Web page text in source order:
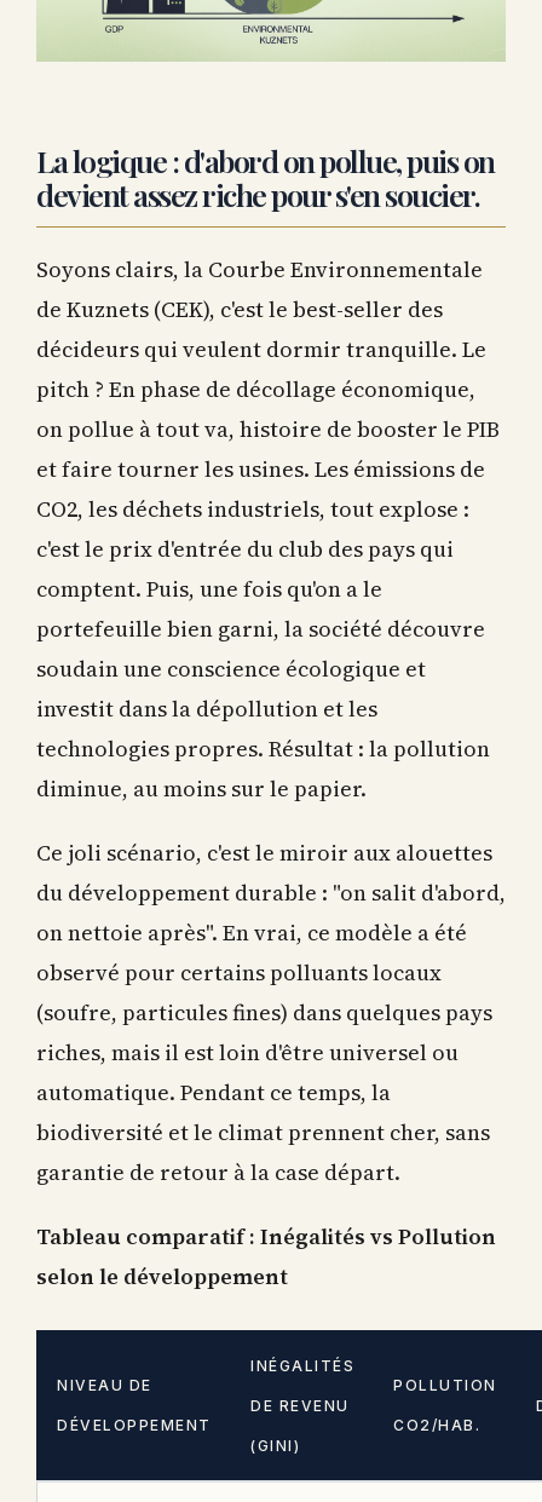
La logique : d'abord on pollue, puis on
devient assez riche pour s'en soucier.
Soyons clairs, la Courbe Environnementale
de Kuznets (CEK), c'est le best-seller des
décideurs qui veulent dormir tranquille. Le
pitch ? En phase de décollage économique,
on pollue à tout va, histoire de booster le PIB
et faire tourner les usines. Les émissions de
CO2, les déchets industriels, tout explose :
c'est le prix d'entrée du club des pays qui
comptent. Puis, une fois qu'on a le
portefeuille bien garni, la société découvre
soudain une conscience écologique et
investit dans la dépollution et les
technologies propres. Résultat : la pollution
diminue, au moins sur le papier.
Ce joli scénario, c'est le miroir aux alouettes
du développement durable : "on salit d'abord,
on nettoie après". En vrai, ce modèle a été
observé pour certains polluants locaux
(soufre, particules fines) dans quelques pays
riches, mais il est loin d'être universel ou
automatique. Pendant ce temps, la
biodiversité et le climat prennent cher, sans
garantie de retour à la case départ.
Tableau comparatif : Inégalités vs Pollution
selon le développement
NIVEAU DE
DÉVELOPPEMENT
INÉGALITÉS
DE REVENU
(GINI)
POLLUTION
CO2/HAB.